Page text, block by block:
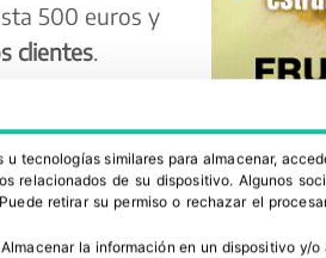
500 euros y
clientes.
u tecnologías similares para almacenar,
relacionados de su dispositivo. Algunos
retirar su permiso o rechazar el
Almacenar la información en un dispositivo y/o